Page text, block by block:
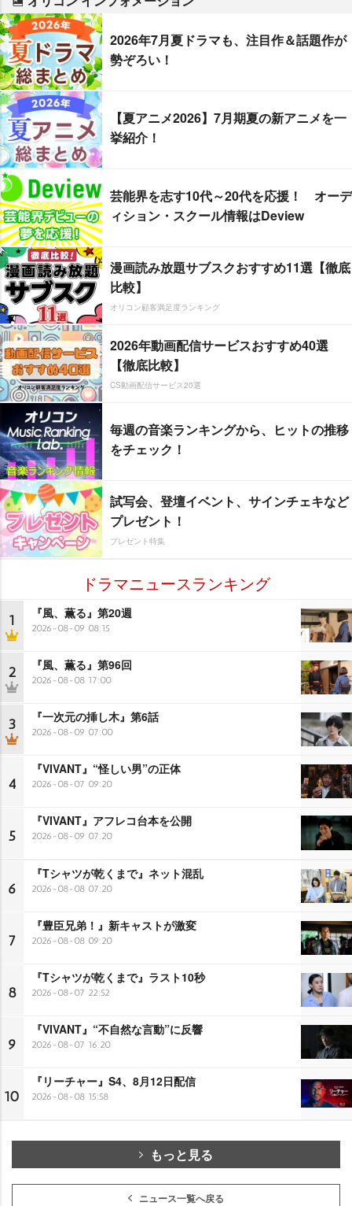
2026年7月夏ドラマも、注目作＆話題作が
勢ぞろい！
【夏アニメ2026】7月期夏の新アニメを一
挙紹介！
芸能界を志す10代～20代を応援！ オーデ
ィション・スクール情報はDeview
漫画読み放題サブスクおすすめ11選【徹底
比較】
オリコン顧客満足度ランキング
2026年動画配信サービスおすすめ40選
【徹底比較】
CS動画配信サービス20選
毎週の音楽ランキングから、ヒットの推移
をチェック！
試写会、登壇イベント、サインチェキなど
プレゼント！
プレゼント特集
ドラマニュースランキング
1 『風、薫る』第20週
2026-08-09 08:15
2 『風、薫る』第96回
2026-08-08 17:00
3 『一次元の挿し木』第6話
2026-08-09 07:00
4
『VIVANT』“怪しい男”の正体
2026-08-07 09:20
5
『VIVANT』アフレコ台本を公開
2026-08-09 07:20
6
『Tシャツが乾くまで』ネット混乱
2026-08-08 07:20
7
『豊臣兄弟！』新キャストが激変
2026-08-08 09:20
8
『Tシャツが乾くまで』ラスト10秒
2026-08-07 22:52
9
『VIVANT』“不自然な言動”に反響
2026-08-07 16:20
10
『リーチャー』S4、8月12日配信
2026-08-08 15:58
もっと見る
ニュース一覧へ戻る